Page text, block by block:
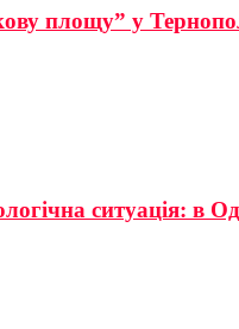
площу” у
ситуація: в